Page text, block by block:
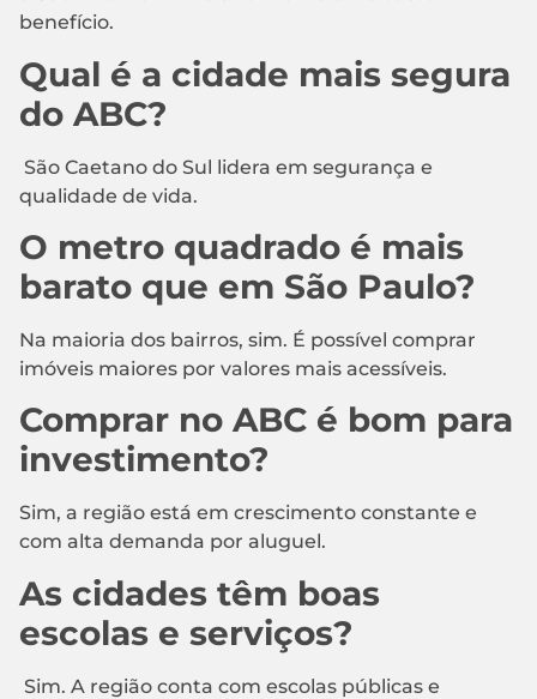
benefício.
Qual é a cidade mais segura
do ABC?
São Caetano do Sul lidera em segurança e
qualidade de vida.
O metro quadrado é mais
barato que em São Paulo?
Na maioria dos bairros, sim. É possível comprar
imóveis maiores por valores mais acessíveis.
Comprar no ABC é bom para
investimento?
Sim, a região está em crescimento constante e
com alta demanda por aluguel.
As cidades têm boas
escolas e serviços?
Sim. A região conta com escolas públicas e